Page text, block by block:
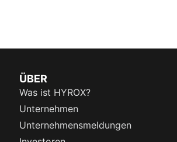
ÜBER
Was ist HYROX?
Unternehmen
Unternehmensmeldungen